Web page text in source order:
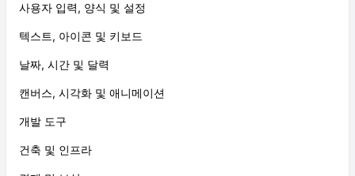
사용자 입력, 양식 및 설정
텍스트, 아이콘 및 키보드
날짜, 시간 및 달력
캔버스, 시각화 및 애니메이션
개발 도구
건축 및 인프라